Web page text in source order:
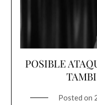
POSIBLE
Posted on